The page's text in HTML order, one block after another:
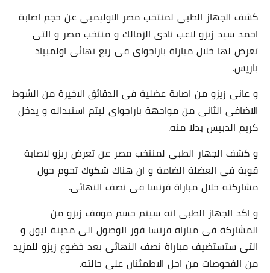
كشف الجهاز الطبى لمنتخب مصر الاوليمبى عن حجم اصابة
احمد سيد زيزو لاعب نادى الزمالك و منتخب مصر و التى
تعرض لها خلال مباراة باراجواى فى ربع نهائى اولمبياد
باريس.
و عانى زيزو من اصابة عضلية فى الدقائق الاخيرة من الشوط
الاضافى الثانى من مواجهة باراجواى ليتم استبداله و يدخل
كريم الدبيس بدلا منه.
و كشف الجهاز الطبى لمنتخب مصر عن تعرض زيزو لاصابة
قوية فى العضلة الضامة و ان هناك شكوك تحوم حول
مشاركته خلال مباراة فرنسا فى نصف النهائى.
و اكد الجهاز الطبى انه سيتم حسم موقف زيزو من
المشاركة فى مباراة فرنسا فور الوصول الى مدينة ليون و
التى ستستضيف مباراة نصف النهائى بعد خضوع زيزو للمزيد
من الفحوصات من اجل الاطمئنان على حالته.